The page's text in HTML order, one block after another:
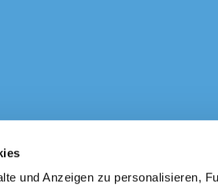
und Anzeigen zu personalisieren,
/ Pfarrei St. Johannes
Am Kiesteich 50, 13589